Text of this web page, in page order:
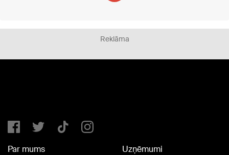
Reklāma
Par mums
Uzņēmumi